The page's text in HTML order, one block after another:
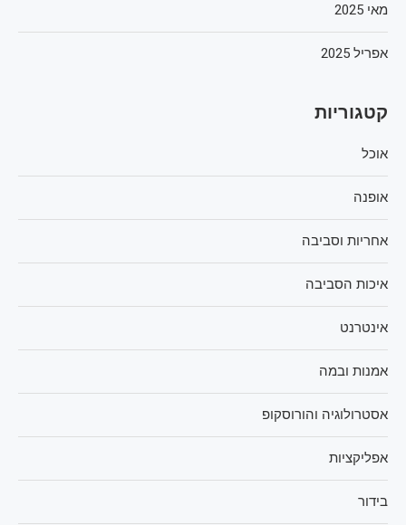
מאי 2025
אפריל 2025
קטגוריות
אוכל
אופנה
אחריות וסביבה
איכות הסביבה
אינטרנט
אמנות ובמה
אסטרולוגיה והורוסקופ
אפליקציות
בידור